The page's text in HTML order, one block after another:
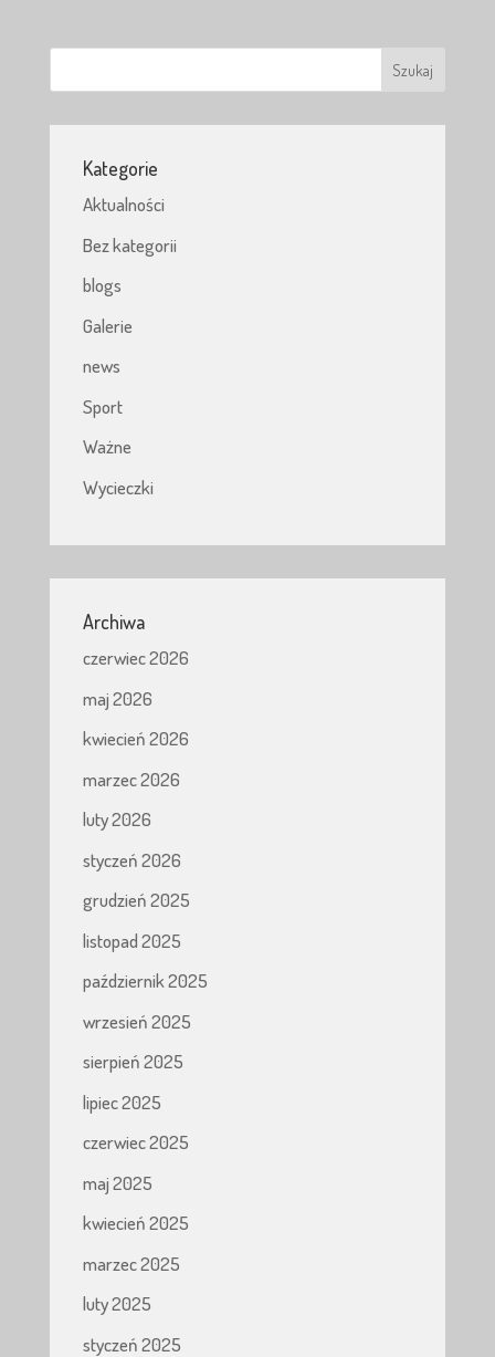
Kategorie
Aktualności
Bez kategorii
blogs
Galerie
news
Sport
Ważne
Wycieczki
Archiwa
czerwiec 2026
maj 2026
kwiecień 2026
marzec 2026
luty 2026
styczeń 2026
grudzień 2025
listopad 2025
październik 2025
wrzesień 2025
sierpień 2025
lipiec 2025
czerwiec 2025
maj 2025
kwiecień 2025
marzec 2025
luty 2025
styczeń 2025